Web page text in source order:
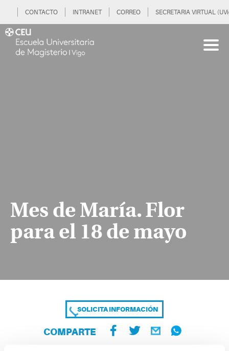
CONTACTO INTRANET CORREO SECRETARIA VIRTUAL
Mes de María. Flor
para el 18 de mayo
SOLICITA INFORMACIÓN
COMPARTE